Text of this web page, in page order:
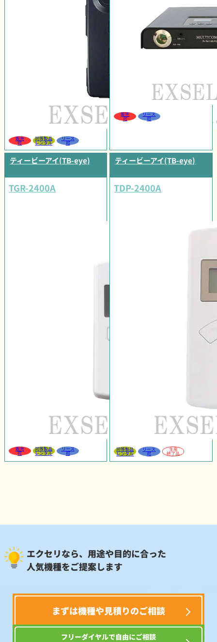
販売
可
同等製品
レンタル
リース
可
販売
可
リース
可
ティービーアイ(TB-eye)
TGR-2400A
販売
可
同等製品
レンタル
リース
可
ティービーアイ(TB-eye)
TDP-2400A
同等製品
レンタル
リース
可
生産
終了品
エクセリなら、用途や目的に合った
人気機種をご提案します
まずは機種や見積りのご相談
フリーダイヤルで自由にご相談